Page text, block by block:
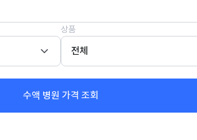
상품
전체
수액 병원 가격 조회